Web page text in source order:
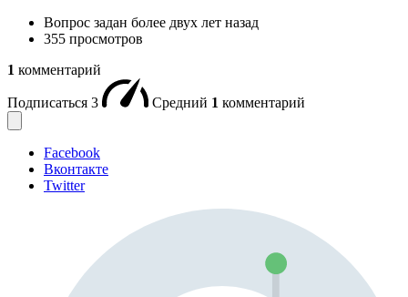
Вопрос задан более двух лет назад
355 просмотров
1 комментарий
Подписаться 3 Средний 1 комментарий
Facebook
Вконтакте
Twitter